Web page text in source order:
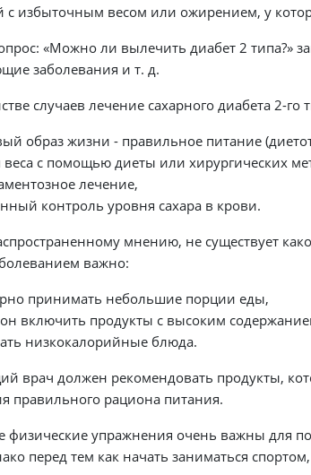
с избыточным весом или ожирением, у
«Можно ли вылечить диабет 2 типа?»
заболевания и т. д.
случаев лечение сахарного диабета 2-
образ жизни - правильное питание
веса с помощью диеты или хирургических
лечение,
контроль уровня сахара в крови.
мнению, не существует
важно:
принимать небольшие порции еды,
включить продукты с высоким
низкокалорийные блюда.
врач должен рекомендовать продукты,
правильного рациона питания.
физические упражнения очень важны для
перед тем как начать заниматься